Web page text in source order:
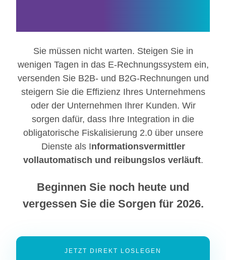
Sie müssen nicht warten. Steigen Sie in
wenigen Tagen in das E-Rechnungssystem ein,
versenden Sie B2B- und B2G-Rechnungen und
steigern Sie die Effizienz Ihres Unternehmens
oder der Unternehmen Ihrer Kunden. Wir
sorgen dafür, dass Ihre Integration in die
obligatorische Fiskalisierung 2.0 über unsere
Dienste als Informationsvermittler
vollautomatisch und reibungslos verläuft.
Beginnen Sie noch heute und
vergessen Sie die Sorgen für 2026.
JETZT DIREKT LOSLEGEN